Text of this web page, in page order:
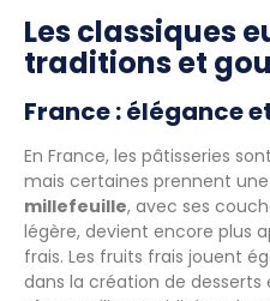
Les classiques
traditions et
France : élégance
En France, les pâtisseries
mais certaines prennent
millefeuille, avec ses
légère, devient encore plus
frais. Les fruits frais jouent
dans la création de